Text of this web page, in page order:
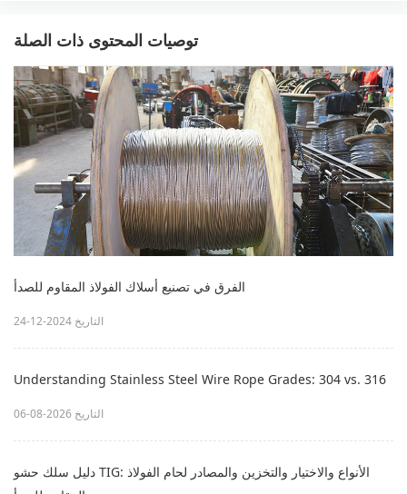
توصيات المحتوى ذات الصلة
الفرق في تصنيع أسلاك الفولاذ المقاوم للصدأ
التاريخ 2024-12-24
Understanding Stainless Steel Wire Rope Grades: 304 vs. 316
التاريخ 2026-08-06
دليل سلك حشو TIG: الأنواع والاختيار والتخزين والمصادر لحام الفولاذ